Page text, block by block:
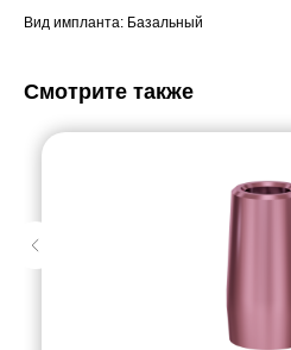
Вид импланта: Базальный
Смотрите также